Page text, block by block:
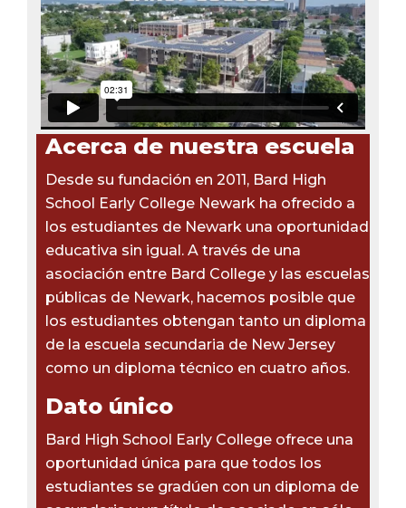
Acerca de nuestra escuela
Desde su fundación en 2011, Bard High
School Early College Newark ha ofrecido a
los estudiantes de Newark una oportunidad
educativa sin igual. A través de una
asociación entre Bard College y las escuelas
públicas de Newark, hacemos posible que
los estudiantes obtengan tanto un diploma
de la escuela secundaria de New Jersey
como un diploma técnico en cuatro años.
Dato único
Bard High School Early College ofrece una
oportunidad única para que todos los
estudiantes se gradúen con un diploma de